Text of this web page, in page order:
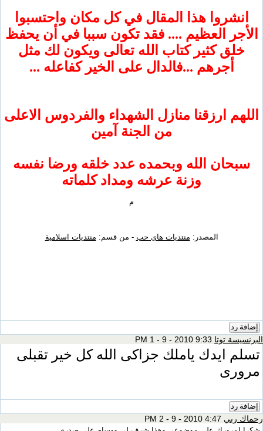
هذا المقال في كل مكان واحتسبوا
العظيم .... فقد تكون سببا في أن يحفظ
كثير كتاب الله تعالى ويكون لك مثل
أجرهم ...فالدال على الخير كفاعله ...
ارزقنا منازل الشهداء والفردوس الاعلى
من الجنة آمين
الله وبحمده عدد خلقه ورضا نفسه
وزنة عرشه ومداد كلماته
المصدر:منتديات هاى حب- من قسم:منتديات اسلامية
توتا9:33 PM 1 - 9 - 2010
ايدك ياملك جزاكى الله كل خير تقبلى
4:47 PM 2 - 9 - 2010